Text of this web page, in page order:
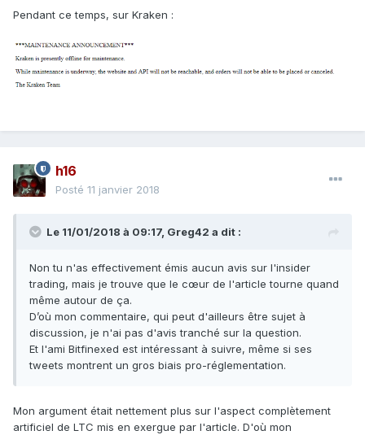
Pendant ce temps, sur Kraken :
h16
Posté 11 janvier 2018
Le 11/01/2018 à 09:17, Greg42 a dit :
Non tu n'as effectivement émis aucun avis sur l'insider
trading, mais je trouve que le cœur de l'article tourne quand
même autour de ça.
D’où mon commentaire, qui peut d'ailleurs être sujet à
discussion, je n'ai pas d'avis tranché sur la question.
Et l'ami Bitfinexed est intéressant à suivre, même si ses
tweets montrent un gros biais pro-réglementation.
Mon argument était nettement plus sur l'aspect complètement
artificiel de LTC mis en exergue par l'article. D'où mon